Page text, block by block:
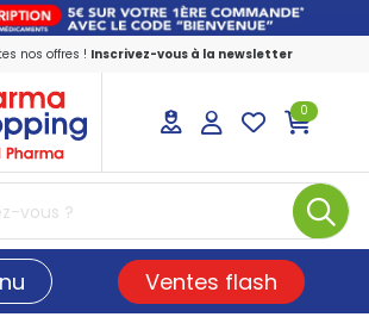
nos offres ! Inscrivez-vous à la newsletter
Votre pharmacie en
0
Ventes flash